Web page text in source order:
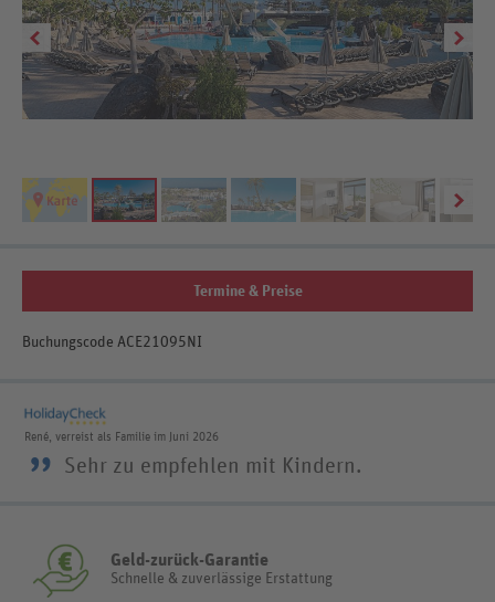
Termine & Preise
Buchungscode ACE21095NI
René, verreist als Familie im Juni 2026
” Sehr zu empfehlen mit Kindern.
Geld-zurück-Garantie
Schnelle & zuverlässige Erstattung